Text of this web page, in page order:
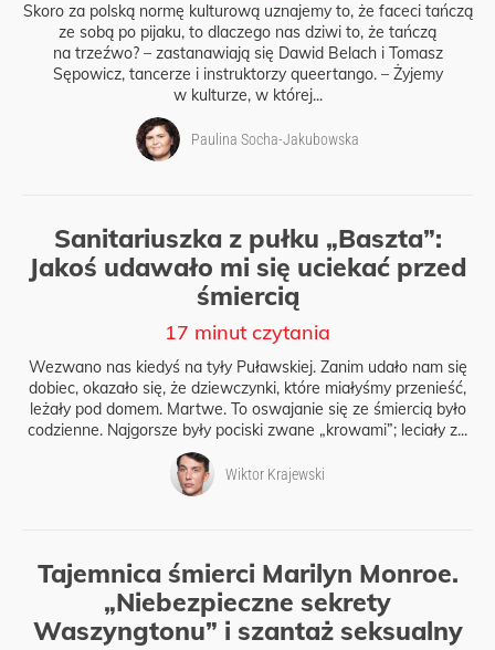
Skoro za polską normę kulturową uznajemy to, że faceci tańczą
ze sobą po pijaku, to dlaczego nas dziwi to, że tańczą
na trzeźwo? – zastanawiają się Dawid Belach i Tomasz
Sępowicz, tancerze i instruktorzy queertango. – Żyjemy
w kulturze, w której...
Paulina Socha-Jakubowska
Sanitariuszka z pułku „Baszta”:
Jakoś udawało mi się uciekać przed
śmiercią
17 minut czytania
Wezwano nas kiedyś na tyły Puławskiej. Zanim udało nam się
dobiec, okazało się, że dziewczynki, które miałyśmy przenieść,
leżały pod domem. Martwe. To oswajanie się ze śmiercią było
codzienne. Najgorsze były pociski zwane „krowami”; leciały z...
Wiktor Krajewski
Tajemnica śmierci Marilyn Monroe.
„Niebezpieczne sekrety
Waszyngtonu” i szantaż seksualny